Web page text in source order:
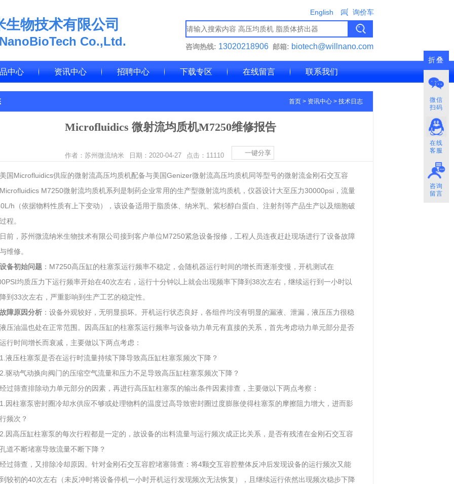
折叠
微信
扫码
在线
客服
咨询
留言
询价车
English
生物技术有限公司
Co.,Ltd. 咨询热线: 13020218906 邮箱: biotech@willnano.com
中心 资讯中心 招聘中心 下载专区 在线留言 联系我们
首页 > 资讯中心 > 技术日志
Microfluidics 微射流均质机M7250维修报告
作者：苏州微流纳米 日期：2020-04-27 点击： 11110 一键分享
美国Microfluidics供应的微射流高压均质机配备与美国Genizer微射流高压均质机同等型号的微射流金刚石交互容
M7250微射流均质机系列是制药企业常用的生产型微射流均质机，仪器设计大至压力30000psi，流量
h（依据物料性质有上下变动），该设备适用于脂质体、纳米乳、紫杉醇白蛋白、注射剂等产品生产以及细胞破
程。
日前，苏州微流纳米生物技术有限公司接到客户单位M7250紧急设备报修，工程人员连夜赶赴现场进行了设备故障
维修。
设备初始问题 ：M7250高压缸的柱塞泵运行频率不稳定，会随机器运行时间的增长而逐渐变慢，开机测试在
均质压力下运行频率开始在40次左右，运行十分钟以上就会出现频率下降到38次左右，继续运行到一小时以
降到33次左右，严重影响到生产工艺的稳定性。
故障原因分析 ：设备外观较好，无明显损坏。开机运行状态良好，各组件均没有明显的漏液、泄漏，液压压力很稳
压油温也处在正常范围。因高压缸的柱塞泵运行频率与设备动力单元有直接的关系，首先考虑动力单元部分是否
行时间增长而衰减，主要做以下两点考虑：
1.液压柱塞泵是否在运行时流量持续下降导致高压缸柱塞泵频次下降？
2.驱动气动换向阀门的压缩空气流量和压力不足导致高压缸柱塞泵频次下降？
经过筛查排除动力单元部分的因素，再进行高压缸柱塞泵的输出条件因素排查，主要做以下两点考察：
1.因柱塞泵密封圈冷却水供应不够或处理物料的温度过高导致密封圈过度膨胀使得柱塞泵的摩擦阻力增大，进而影
频次？
2.因高压缸柱塞泵的每次行程都是一定的，故设备的出料流量与运行频次成正比关系，是否有残渣在金刚石交互容
道不断堵塞导致流量不断下降？
经过筛查，又排除冷却原因。针对金刚石交互容腔堵塞筛查：将4颗交互容腔整体反冲后发现设备的运行频次又能
较初的40次左右（未反冲时将设备停机一小时开机运行发现频次无法恢复），且继续运行依然出现频次稳步下降